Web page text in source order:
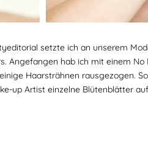
setzte ich an unserem
Angefangen hab ich mit einem
Haarsträhnen rausgezogen.
up Artist einzelne Blütenblätter